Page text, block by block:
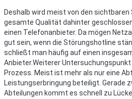
Deshalb wird meist von den
gesamte Qualität dahinter
einen Telefonanbieter. Da mögen
gut sein, wenn die Störungshotline
schließt man häufig auf einen
Anbieter.Weiterer
Prozess. Meist ist mehr als nur eine
Leistungserbringung beteiligt. Gerade
Abteilungen kommt es schnell zu